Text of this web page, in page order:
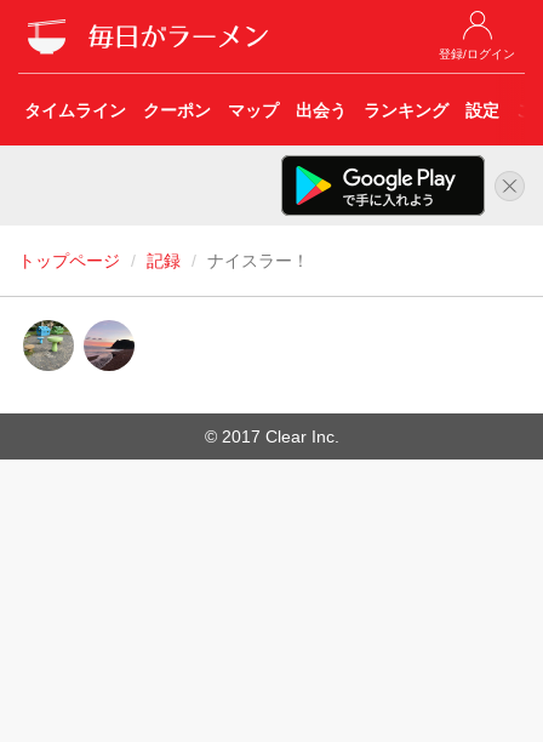
登録/ログイン
タイムライン クーポン マップ 出会う ランキング 設定 こ
トップページ 記録 ナイスラー！
© 2017 Clear Inc.